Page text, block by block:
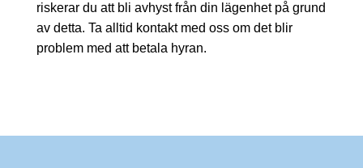
riskerar du att bli avhyst från din lägenhet på grund
av detta. Ta alltid kontakt med oss om det blir
problem med att betala hyran.